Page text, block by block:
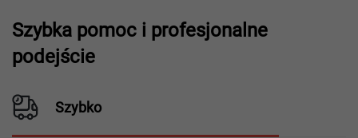
Szybka pomoc i profesjonalne
podejście
Szybko